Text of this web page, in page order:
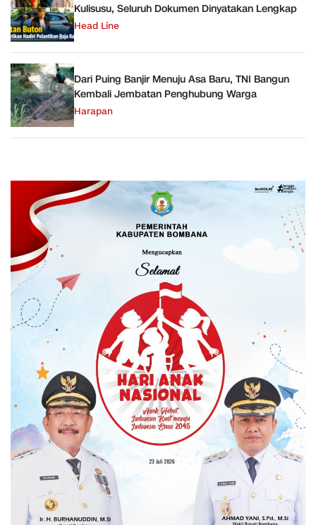
Kulisusu, Seluruh Dokumen Dinyatakan Lengkap
Head Line
Dari Puing Banjir Menuju Asa Baru, TNI Bangun
Kembali Jembatan Penghubung Warga
Harapan